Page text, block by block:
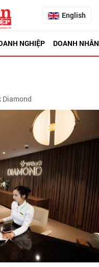
English
NGHIỆP DOANH NHÂN
Diamond